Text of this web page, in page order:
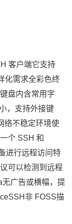
客户端它支持
化需求全彩色终
盘内含常用字
，支持外接键
络不稳定环境使
个 SSH 和
进行远程访问特
可以检测到远程
广告或横幅，提
非 FOSS描